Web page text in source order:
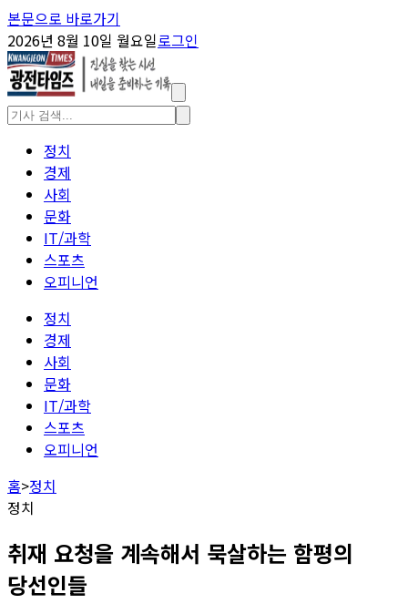
본문으로 바로가기
2026년 8월 10일 월요일로그인
정치
경제
사회
문화
IT/과학
스포츠
오피니언
정치
경제
사회
문화
IT/과학
스포츠
오피니언
홈>정치
정치
취재 요청을 계속해서 묵살하는 함평의
당선인들